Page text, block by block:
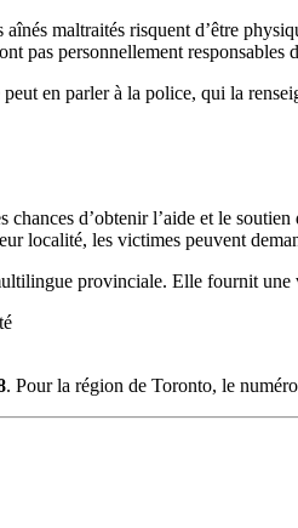
maltraités risquent d’être
pas personnellement responsables
en parler à la police, qui la
d’obtenir l’aide et le soutien
localité, les victimes peuvent
provinciale. Elle fournit
. Pour la région de Toronto, le